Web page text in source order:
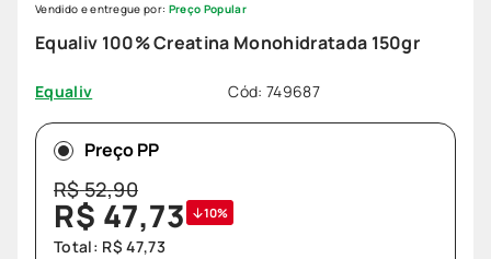
Equaliv 100% Creatina Monohidratada 150gr
Equaliv Cód: 749687
Vendido e entregue por: Preço Popular
Preço PP
R$52,90
R$ 47,73 10%
Total: R$ 47,73